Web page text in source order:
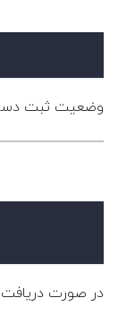
وضعیت ثبت
در صورت